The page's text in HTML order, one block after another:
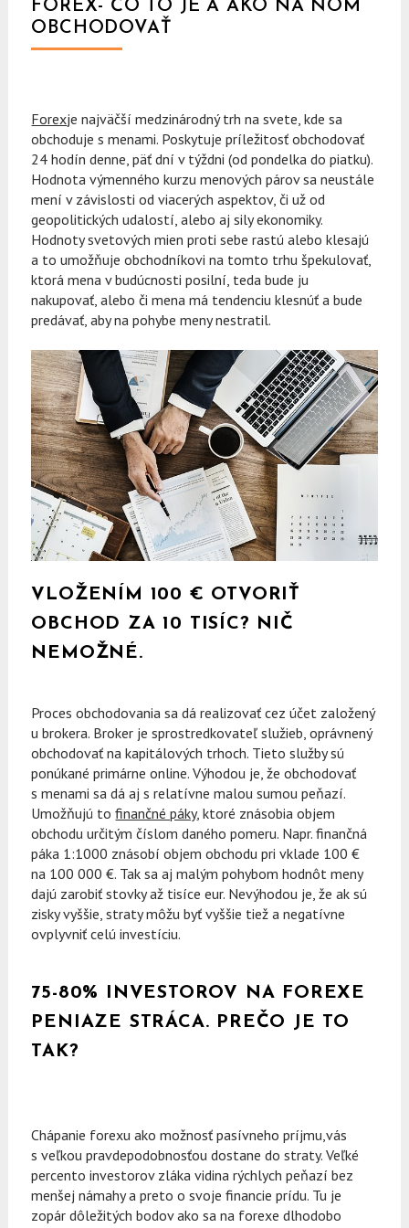
FOREX- ČO TO JE A AKO NA ŇOM
OBCHODOVAŤ
Forexje najväčší medzinárodný trh na svete, kde sa
obchoduje s menami. Poskytuje príležitosť obchodovať
24 hodín denne, päť dní v týždni (od pondelka do piatku).
Hodnota výmenného kurzu menových párov sa neustále
mení v závislosti od viacerých aspektov, či už od
geopolitických udalostí, alebo aj sily ekonomiky.
Hodnoty svetových mien proti sebe rastú alebo klesajú
a to umožňuje obchodníkovi na tomto trhu špekulovať,
ktorá mena v budúcnosti posilní, teda bude ju
nakupovať, alebo či mena má tendenciu klesnúť a bude
predávať, aby na pohybe meny nestratil.
VLOŽENÍM 100 € OTVORIŤ
OBCHOD ZA 10 TISÍC? NIČ
NEMOŽNÉ.
Proces obchodovania sa dá realizovať cez účet založený
u brokera. Broker je sprostredkovateľ služieb, oprávnený
obchodovať na kapitálových trhoch. Tieto služby sú
ponúkané primárne online. Výhodou je, že obchodovať
s menami sa dá aj s relatívne malou sumou peňazí.
Umožňujú tofinančné páky, ktoré znásobia objem
obchodu určitým číslom daného pomeru. Napr. finančná
páka 1:1000 znásobí objem obchodu pri vklade 100 €
na 100 000 €. Tak sa aj malým pohybom hodnôt meny
dajú zarobiť stovky až tisíce eur. Nevýhodou je, že ak sú
zisky vyššie, straty môžu byť vyššie tiež a negatívne
ovplyvniť celú investíciu.
75-80% INVESTOROV NA FOREXE
PENIAZE STRÁCA. PREČO JE TO
TAK?
Chápanie forexu ako možnosť pasívneho príjmu,vás
s veľkou pravdepodobnosťou dostane do straty. Veľké
percento investorov zláka vidina rýchlych peňazí bez
menšej námahy a preto o svoje financie prídu. Tu je
zopár dôležitých bodov ako sa na forexe dlhodobo